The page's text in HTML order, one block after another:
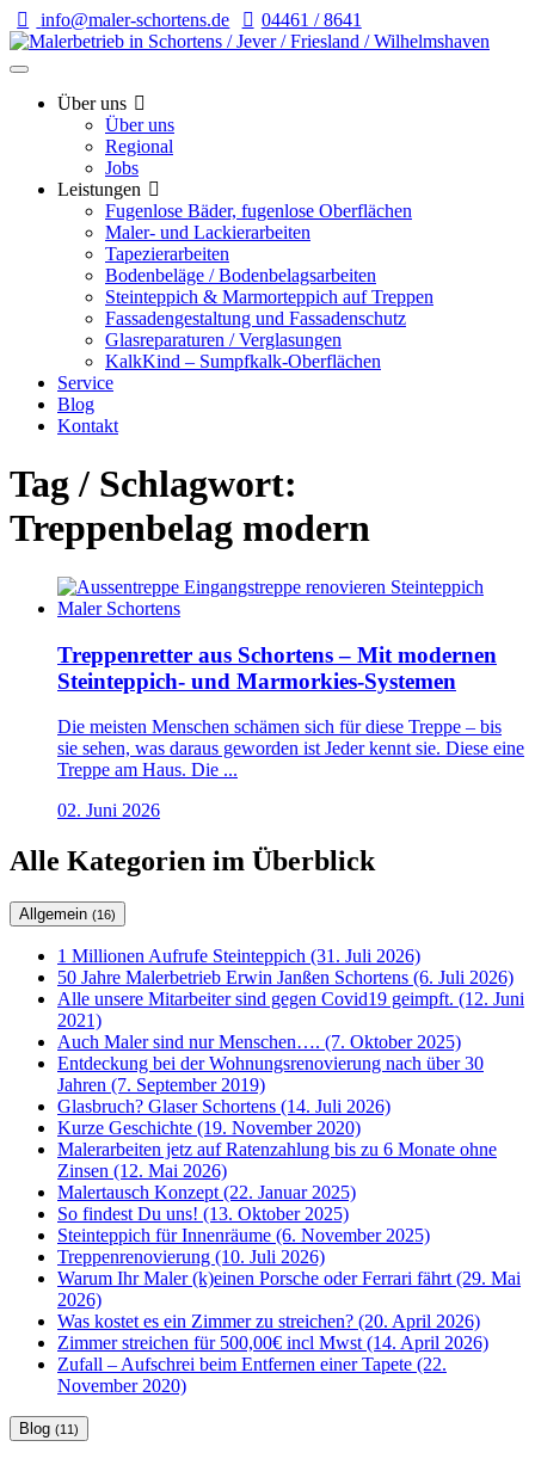
info@maler-schortens.de 04461 / 8641
Über uns
Über uns
Regional
Jobs
Leistungen
Fugenlose Bäder, fugenlose Oberflächen
Maler- und Lackierarbeiten
Tapezierarbeiten
Bodenbeläge / Bodenbelagsarbeiten
Steinteppich & Marmorteppich auf Treppen
Fassadengestaltung und Fassadenschutz
Glasreparaturen / Verglasungen
KalkKind – Sumpfkalk-Oberflächen
Service
Blog
Kontakt
Tag / Schlagwort:
Treppenbelag modern
Treppenretter aus Schortens – Mit modernen
Steinteppich- und Marmorkies-Systemen
Die meisten Menschen schämen sich für diese Treppe – bis
sie sehen, was daraus geworden ist Jeder kennt sie. Diese eine
Treppe am Haus. Die ...
02. Juni 2026
Alle Kategorien im Überblick
Allgemein (16)
1 Millionen Aufrufe Steinteppich (31. Juli 2026)
50 Jahre Malerbetrieb Erwin Janßen Schortens (6. Juli 2026)
Alle unsere Mitarbeiter sind gegen Covid19 geimpft. (12. Juni
2021)
Auch Maler sind nur Menschen…. (7. Oktober 2025)
Entdeckung bei der Wohnungsrenovierung nach über 30
Jahren (7. September 2019)
Glasbruch? Glaser Schortens (14. Juli 2026)
Kurze Geschichte (19. November 2020)
Malerarbeiten jetz auf Ratenzahlung bis zu 6 Monate ohne
Zinsen (12. Mai 2026)
Malertausch Konzept (22. Januar 2025)
So findest Du uns! (13. Oktober 2025)
Steinteppich für Innenräume (6. November 2025)
Treppenrenovierung (10. Juli 2026)
Warum Ihr Maler (k)einen Porsche oder Ferrari fährt (29. Mai
2026)
Was kostet es ein Zimmer zu streichen? (20. April 2026)
Zimmer streichen für 500,00€ incl Mwst (14. April 2026)
Zufall – Aufschrei beim Entfernen einer Tapete (22.
November 2020)
Blog (11)